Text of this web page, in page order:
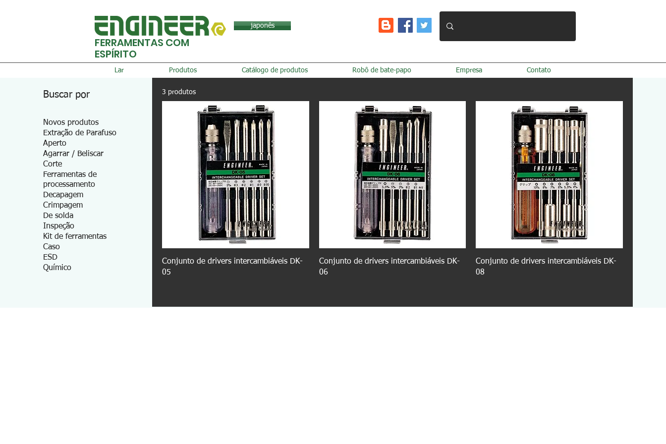
japonês
FERRAMENTAS COM
ESPÍRITO
Lar Produtos Catálogo de produtos Robô de bate-papo Empresa Contato
Buscar por
Novos produtos
Extração de Parafuso
Aperto
Agarrar / Beliscar
Corte
Ferramentas de
processamento
Decapagem
Crimpagem
De solda
Inspeção
Kit de ferramentas
Caso
ESD
Químico
3 produtos
Conjunto de drivers intercambiáveis DK-
05
Conjunto de drivers intercambiáveis DK-
06
Conjunto de drivers intercambiáveis DK-
08